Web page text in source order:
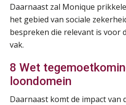
Daarnaast zal Monique
het gebied van sociale
bespreken die relevant is voor
vak.
8 Wet
loondomein
Daarnaast komt de impact van
25
AUG
MOCuitgevers
25
AUG
MOCuitgevers